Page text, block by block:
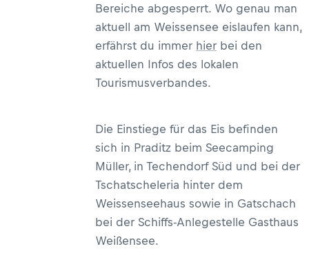
Bereiche abgesperrt. Wo genau man
aktuell am Weissensee eislaufen kann,
erfährst du immer hier bei den
aktuellen Infos des lokalen
Tourismusverbandes.
Die Einstiege für das Eis befinden
sich in Praditz beim Seecamping
Müller, in Techendorf Süd und bei der
Tschatscheleria hinter dem
Weissenseehaus sowie in Gatschach
bei der Schiffs-Anlegestelle Gasthaus
Weißensee.